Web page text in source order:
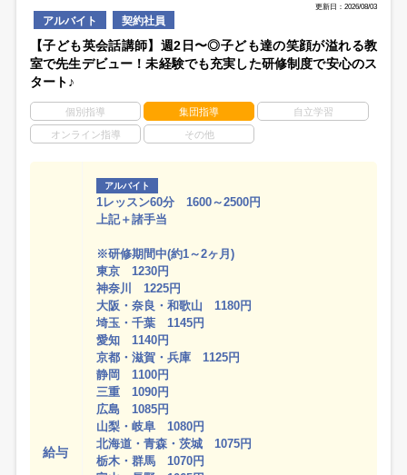
更新日：2026/08/03
アルバイト 契約社員
【子ども英会話講師】週2日〜◎子ども達の笑顔が溢れる教
室で先生デビュー！未経験でも充実した研修制度で安心のス
タート♪
個別指導 集団指導 自立学習
オンライン指導 その他
給与
アルバイト
1レッスン60分 1600～2500円
上記＋諸手当
※研修期間中(約1～2ヶ月)
東京 1230円
神奈川 1225円
大阪・奈良・和歌山 1180円
埼玉・千葉 1145円
愛知 1140円
京都・滋賀・兵庫 1125円
静岡 1100円
三重 1090円
広島 1085円
山梨・岐阜 1080円
北海道・青森・茨城 1075円
栃木・群馬 1070円